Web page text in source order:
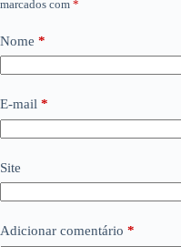
marcados com *
Nome *
E-mail *
Site
Adicionar comentário *